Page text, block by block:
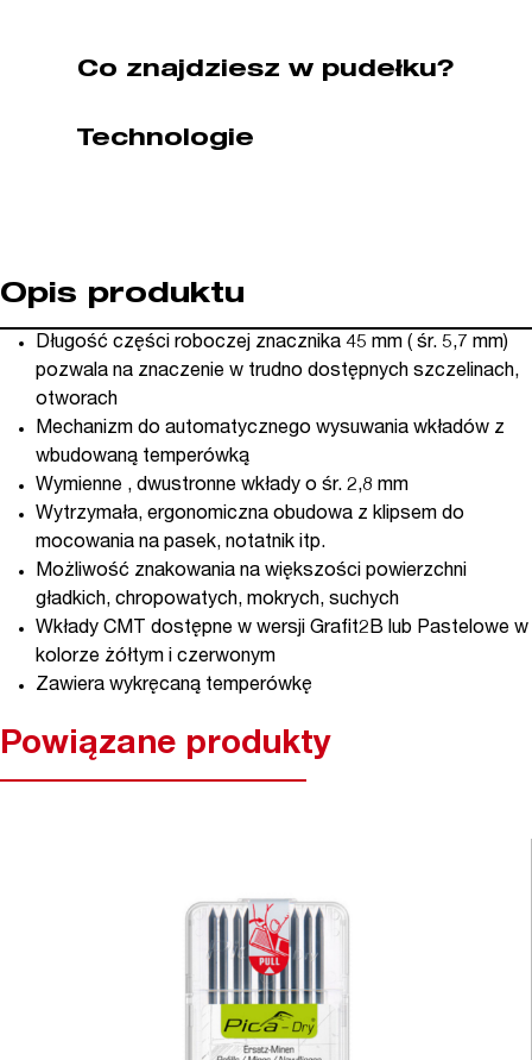
Co znajdziesz w pudełku?
Technologie
Opis produktu
Długość części roboczej znacznika 45 mm ( śr. 5,7 mm)
pozwala na znaczenie w trudno dostępnych szczelinach,
otworach
Mechanizm do automatycznego wysuwania wkładów z
wbudowaną temperówką
Wymienne , dwustronne wkłady o śr. 2,8 mm
Wytrzymała, ergonomiczna obudowa z klipsem do
mocowania na pasek, notatnik itp.
Możliwość znakowania na większości powierzchni
gładkich, chropowatych, mokrych, suchych
Wkłady CMT dostępne w wersji Grafit2B lub Pastelowe w
kolorze żółtym i czerwonym
Zawiera wykręcaną temperówkę
Powiązane produkty